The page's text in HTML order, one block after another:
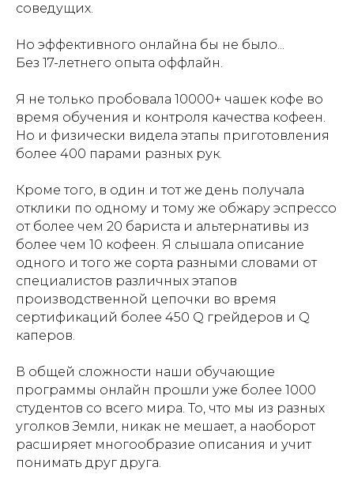
соведущих.
Но эффективного онлайна бы не было...
Без 17-летнего опыта оффлайн.
Я не только пробовала 10000+ чашек кофе во
время обучения и контроля качества кофеен.
Но и физически видела этапы приготовления
более 400 парами разных рук.
Кроме того, в один и тот же день получала
отклики по одному и тому же обжару эспрессо
от более чем 20 бариста и альтернативы из
более чем 10 кофеен. Я слышала описание
одного и того же сорта разными словами от
специалистов различных этапов
производственной цепочки во время
сертификаций более 450 Q грейдеров и Q
каперов.
В общей сложности наши обучающие
программы онлайн прошли уже более 1000
студентов со всего мира. То, что мы из разных
уголков Земли, никак не мешает, а наоборот
расширяет многообразие описания и учит
понимать друг друга.